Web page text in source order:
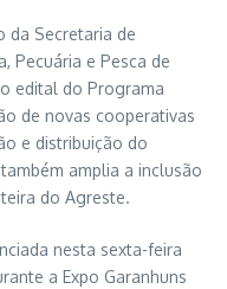
da Secretaria de
Pecuária e Pesca de
edital do Programa
de novas cooperativas
e distribuição do
amplia a inclusão
do Agreste.
nesta sexta-feira
a Expo Garanhuns